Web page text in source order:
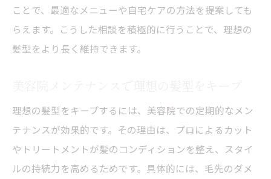
ことで、最適なメニューや自宅ケアの方法を提案しても
らえます。こうした相談を積極的に行うことで、理想の
髪型をより長く維持できます。
理想の髪型をキープするには、美容院での定期的なメン
テナンスが効果的です。その理由は、プロによるカット
やトリートメントが髪のコンディションを整え、スタイ
ルの持続力を高めるためです。具体的には、毛先のダメ